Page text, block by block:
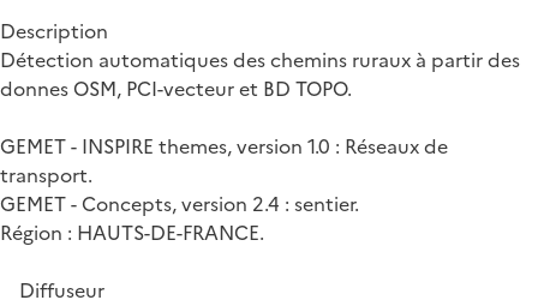
Description
Détection automatiques des chemins ruraux à partir des
donnes OSM, PCI-vecteur et BD TOPO.
GEMET - INSPIRE themes, version 1.0 : Réseaux de
transport.
GEMET - Concepts, version 2.4 : sentier.
Région : HAUTS-DE-FRANCE.
Diffuseur